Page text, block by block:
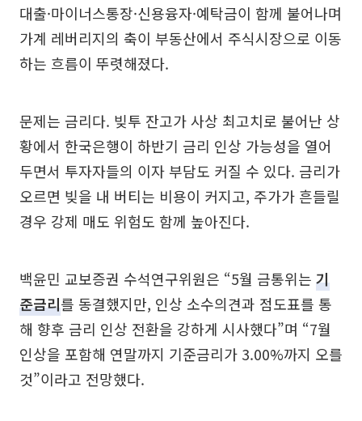
대출·마이너스통장·신용융자·예탁금이 함께 불어나며
가계 레버리지의 축이 부동산에서 주식시장으로 이동
하는 흐름이 뚜렷해졌다.
문제는 금리다. 빚투 잔고가 사상 최고치로 불어난 상
황에서 한국은행이 하반기 금리 인상 가능성을 열어
두면서 투자자들의 이자 부담도 커질 수 있다. 금리가
오르면 빚을 내 버티는 비용이 커지고, 주가가 흔들릴
경우 강제 매도 위험도 함께 높아진다.
백윤민 교보증권 수석연구위원은 “5월 금통위는 기
준금리를 동결했지만, 인상 소수의견과 점도표를 통
해 향후 금리 인상 전환을 강하게 시사했다”며 “7월
인상을 포함해 연말까지 기준금리가 3.00%까지 오를
것”이라고 전망했다.